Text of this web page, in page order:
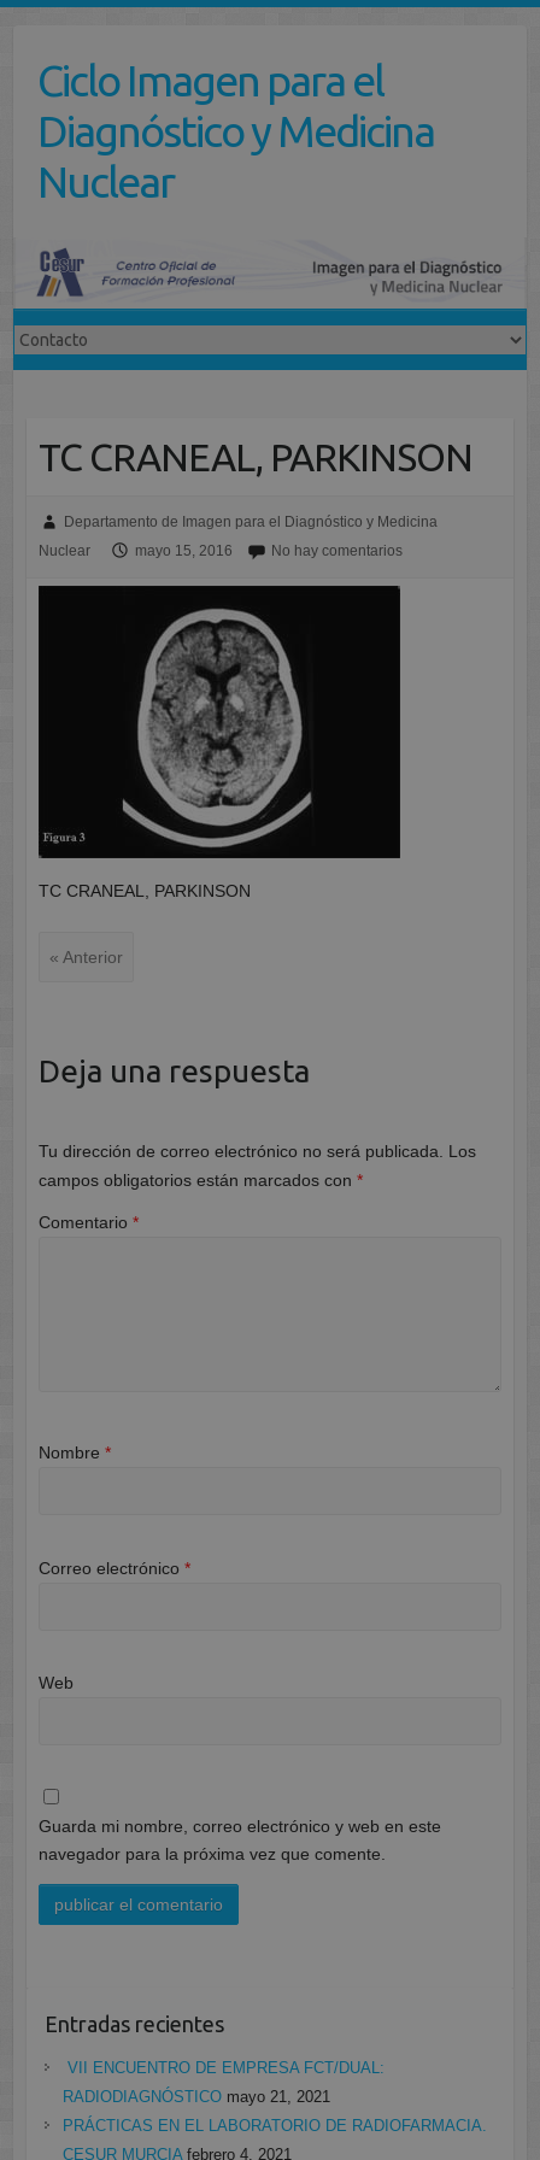
contenidoCiclo Imagen para el
Diagnóstico y Medicina
Nuclear
TC CRANEAL, PARKINSON
Departamento de Imagen para el Diagnóstico y Medicina
Nuclear
mayo 15, 2016 No hay comentarios
TC CRANEAL, PARKINSON
« Anterior
Deja una respuesta
Tu dirección de correo electrónico no será publicada.
Los
campos obligatorios están marcados con *
Comentario *
Nombre *
Correo electrónico *
Web
Guarda mi nombre, correo electrónico y web en este
navegador para la próxima vez que comente.
Entradas recientes
VII ENCUENTRO DE EMPRESA FCT/DUAL:
RADIODIAGNÓSTICO mayo 21, 2021
PRÁCTICAS EN EL LABORATORIO DE RADIOFARMACIA.
CESUR MURCIA febrero 4, 2021